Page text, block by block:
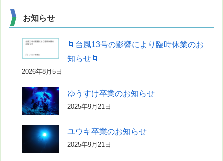
お知らせ
🌀台風13号の影響により臨時休業のお
知らせ🌀
2026年8月5日
ゆうすけ卒業のお知らせ
2025年9月21日
ユウキ卒業のお知らせ
2025年9月21日